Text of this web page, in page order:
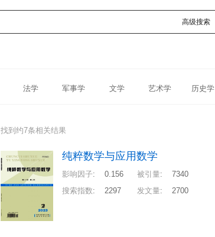
高级搜索
法学 军事学 文学 艺术学 历史学
找到约7条相关结果
纯粹数学与应用数学
影响因子: 0.156 被引量:
7340
搜索指数: 2297 发文量: 2700